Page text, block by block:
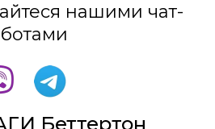
нашими чат-
ботами
Беттертон